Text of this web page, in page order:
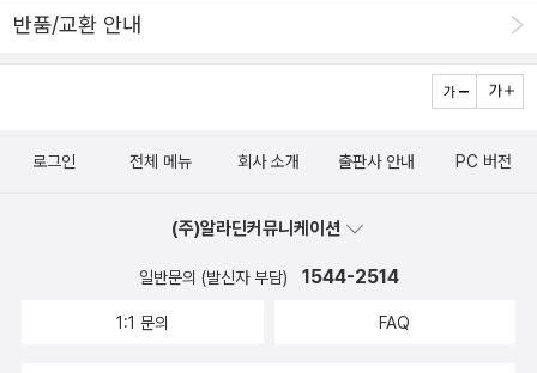
을 일삼아 사회 혼란을 가중시켰다.▷ 잇키의 시대잇키(一揆)란, 법
결속체를 의미하며, 1428년 대기근에 따른 궁핍이 심화되자 농민 봉
잇키 같은 종교적 성격의 잇키도 등장하여, 1488년에는 슈고 다이묘
▷ 전국 다이묘동족 결합이 중심이던 가마쿠라 시대의 무사단과 달
이 핵심. 다이묘들은 확고한 지배력을 바탕으로 농업, 상공업, 광업을
진흥시켜 영국領國의 발전을 도모했다.* 조카마치(城下町) : 전국
계는 국가의 정신세계와 국가의 미래를 담보하는 막중한 자리이니,
일은 벌려 놓고 마무리되지 않는 그런 종류의 사람들이다. 특히 나!8
이다. 어쨌든 읽고 있다. 그런데 출판사가 '알마'다. 금시초문이다. 머
일본열도에 이르러 창밖으로 해안선을 내려다보고 '지도와 똑같구
나'하고 생각한 적이 있다. 5지도와 똑같다. 누군가 말했든 꽃을 보고,
바뀌었다. 지도는 지도를 만든 사람이나 나라의 정신세계를 볼 수 있
반품/교환 안내
로그인 전체 메뉴 회사 소개 출판사 안내 PC 버전
(주)알라딘커뮤니케이션
일반문의 (발신자 부담) 1544-2514
1:1 문의 FAQ